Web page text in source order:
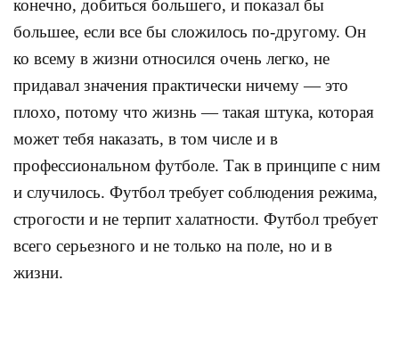
конечно, добиться большего, и показал бы
большее, если все бы сложилось по-другому. Он
ко всему в жизни относился очень легко, не
придавал значения практически ничему — это
плохо, потому что жизнь — такая штука, которая
может тебя наказать, в том числе и в
профессиональном футболе. Так в принципе с ним
и случилось. Футбол требует соблюдения режима,
строгости и не терпит халатности. Футбол требует
всего серьезного и не только на поле, но и в
жизни.